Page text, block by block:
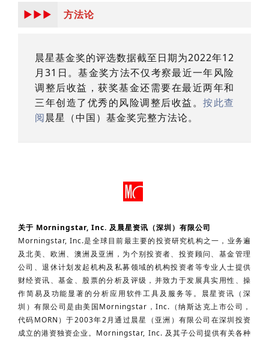
►►► 方法论
晨星基金奖的评选数据截至日期为2022年12
月31日。基金奖方法不仅考察最近一年风险
调整后收益，获奖基金还需要在最近两年和
三年创造了优秀的风险调整后收益。 按此查
阅晨星（中国）基金奖完整方法论。
关于 Morningstar, Inc. 及晨星资讯（深圳）有限公司
Morningstar, Inc.是全球目前最主要的投资研究机构之一，业务遍
及北美、欧洲、澳洲及亚洲，为个别投资者、投资顾问、基金管理
公司、退休计划发起机构及私募领域的机构投资者等专业人士提供
财经资讯、基金、股票的分析及评级，并致力于发展具实用性、操
作简易及功能显著的分析应用软件工具及服务等。晨星资讯（深
圳）有限公司是由美国Morningstar，Inc.（纳斯达克上市公司，
代码MORN）于2003年2月通过晨星（亚洲）有限公司在深圳投资
成立的港资独资企业。Morningstar, Inc. 及其子公司提供有关各种